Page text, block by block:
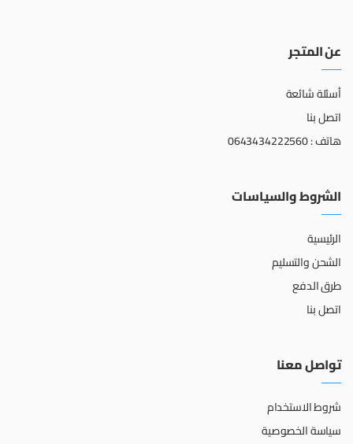
عن المتجر
أسئلة شائعة
اتصل بنا
هاتف : 0643434222560
الشروط والسياسات
الرئيسية
الشحن والتسليم
طرق الدفع
اتصل بنا
تواصل معنا
شروط الاستخدام
سياسة الخصوصية